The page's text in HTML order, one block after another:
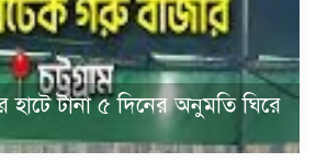
হাটে টানা ৫ দিনের অনুমতি ঘিরে